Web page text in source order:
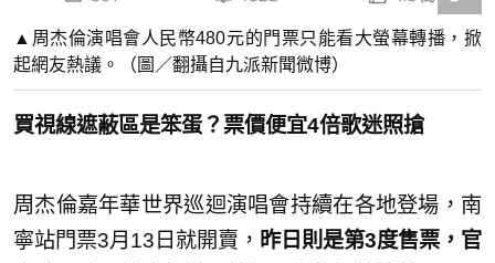
▲周杰倫演唱會人民幣480元的門票只能看大螢幕轉播，掀
起網友熱議。（圖／翻攝自九派新聞微博）
買視線遮蔽區是笨蛋？票價便宜4倍歌迷照搶
周杰倫嘉年華世界巡迴演唱會持續在各地登場，南
寧站門票3月13日就開賣， 昨日則是第3度售票，官